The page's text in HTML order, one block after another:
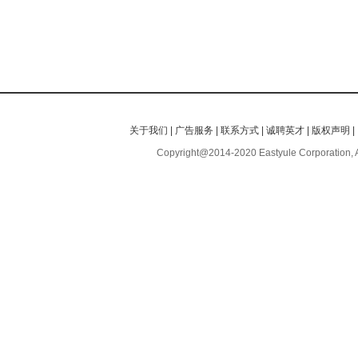
关于我们 广告服务 |联系方式 |诚聘英才 版权声明
Copyright@2014-2020 Eastyule